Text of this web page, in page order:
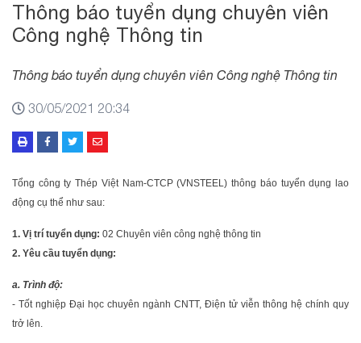
Thông báo tuyển dụng chuyên viên
Công nghệ Thông tin
Thông báo tuyển dụng chuyên viên Công nghệ Thông tin
30/05/2021 20:34
Tổng công ty Thép Việt Nam-CTCP (VNSTEEL) thông báo tuyển dụng lao
động cụ thể như sau:
1. Vị trí tuyển dụng: 02 Chuyên viên công nghệ thông tin
2. Yêu cầu tuyển dụng:
a. Trình độ:
- Tốt nghiệp Đại học chuyên ngành CNTT, Điện tử viễn thông hệ chính quy
trở lên.